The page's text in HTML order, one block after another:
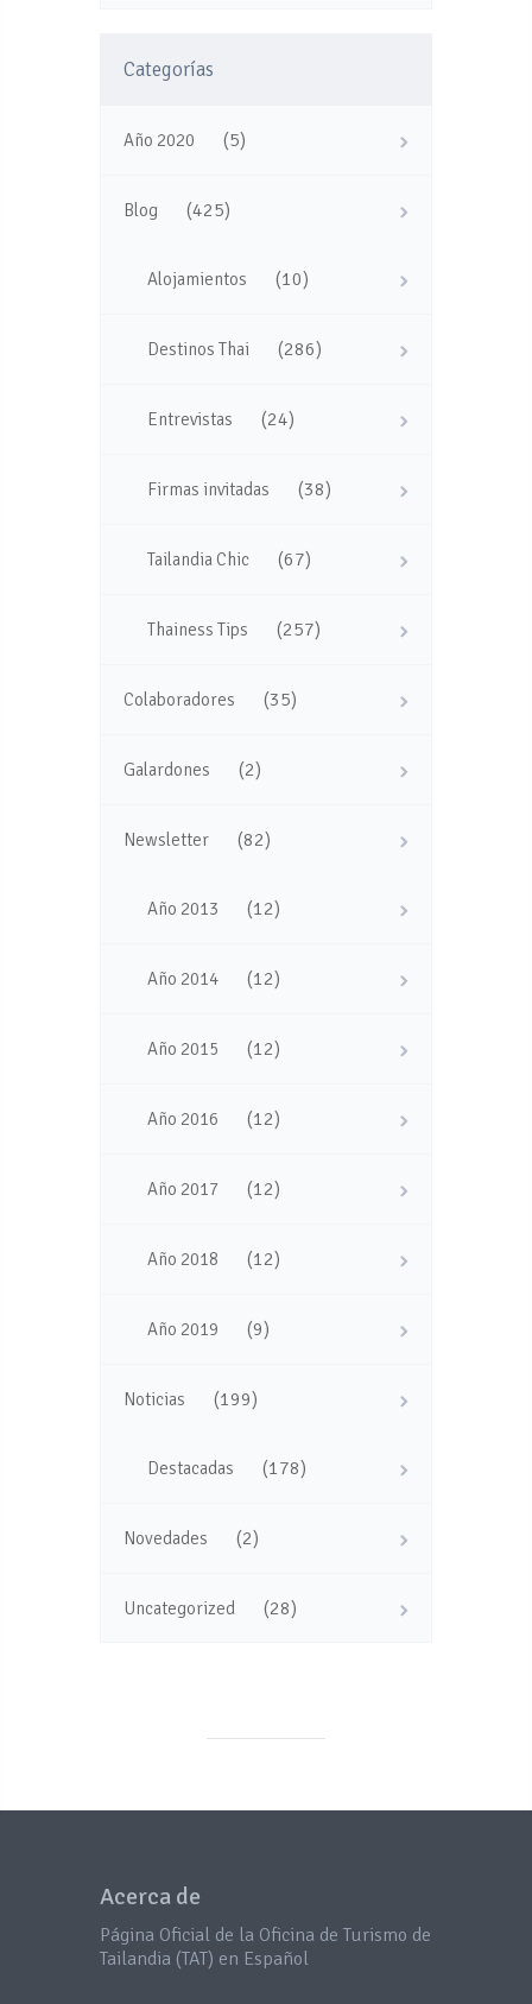
Categorías
Año 2020 (5)
Blog (425)
Alojamientos (10)
Destinos Thai (286)
Entrevistas (24)
Firmas invitadas (38)
Tailandia Chic (67)
Thainess Tips (257)
Colaboradores (35)
Galardones (2)
Newsletter (82)
Año 2013 (12)
Año 2014 (12)
Año 2015 (12)
Año 2016 (12)
Año 2017 (12)
Año 2018 (12)
Año 2019 (9)
Noticias (199)
Destacadas (178)
Novedades (2)
Uncategorized (28)
Acerca de
Página Oficial de la Oficina de Turismo de
Tailandia (TAT) en Español